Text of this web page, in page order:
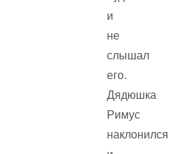
и
не
слышал
его.
Дядюшка
Римус
наклонился